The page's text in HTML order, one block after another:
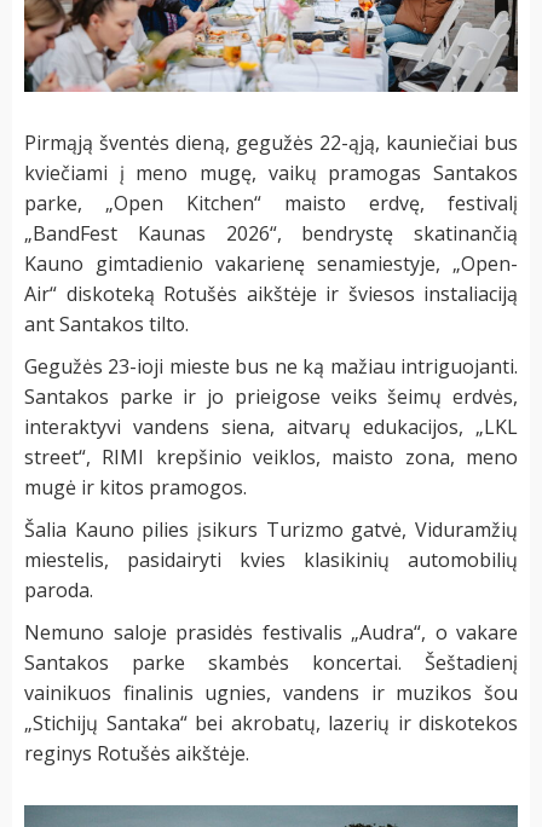
Pirmąją šventės dieną, gegužės 22-ąją, kauniečiai bus
kviečiami į meno mugę, vaikų pramogas Santakos
parke, „Open Kitchen“ maisto erdvę, festivalį
„BandFest Kaunas 2026“, bendrystę skatinančią
Kauno gimtadienio vakarienę senamiestyje, „Open-
Air“ diskoteką Rotušės aikštėje ir šviesos instaliaciją
ant Santakos tilto.
Gegužės 23-ioji mieste bus ne ką mažiau intriguojanti.
Santakos parke ir jo prieigose veiks šeimų erdvės,
interaktyvi vandens siena, aitvarų edukacijos, „LKL
street“, RIMI krepšinio veiklos, maisto zona, meno
mugė ir kitos pramogos.
Šalia Kauno pilies įsikurs Turizmo gatvė, Viduramžių
miestelis, pasidairyti kvies klasikinių automobilių
paroda.
Nemuno saloje prasidės festivalis „Audra“, o vakare
Santakos parke skambės koncertai. Šeštadienį
vainikuos finalinis ugnies, vandens ir muzikos šou
„Stichijų Santaka“ bei akrobatų, lazerių ir diskotekos
reginys Rotušės aikštėje.